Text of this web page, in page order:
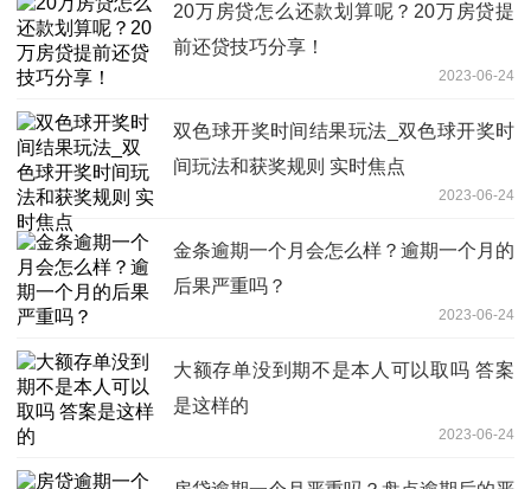
20万房贷怎么还款划算呢？20万房贷提
前还贷技巧分享！
2023-06-24
双色球开奖时间结果玩法_双色球开奖时
间玩法和获奖规则 实时焦点
2023-06-24
金条逾期一个月会怎么样？逾期一个月的
后果严重吗？
2023-06-24
大额存单没到期不是本人可以取吗 答案
是这样的
2023-06-24